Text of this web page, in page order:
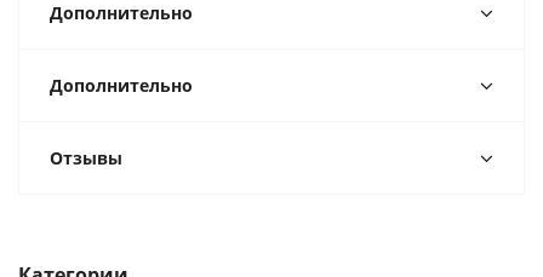
Дополнительно
Дополнительно
Отзывы